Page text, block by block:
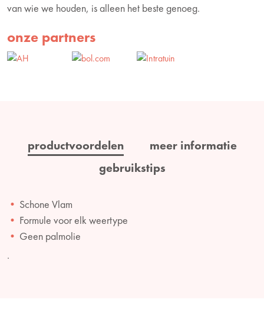
van wie we houden, is alleen het beste genoeg.
onze partners
productvoordelen
meer informatie
gebruikstips
Schone Vlam
Formule voor elk weertype
Geen palmolie
.